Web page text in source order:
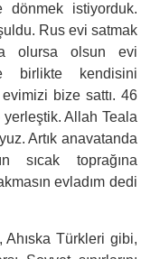
dönmek istiyorduk.
Rus evi satmak
olursa olsun evi
birlikte kendisini
bize sattı. 46
yerleştik. Allah Teala
Artık anavatanda
sıcak toprağına
evladım dedi
Ahıska Türkleri gibi,